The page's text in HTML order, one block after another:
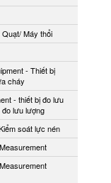
Máy thổi
- Thiết bị
cháy
- thiết bị đo lưu
lưu lượng
soát lực nén